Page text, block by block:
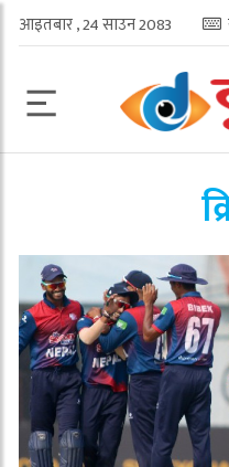
आइतबार , 24 साउन 2083